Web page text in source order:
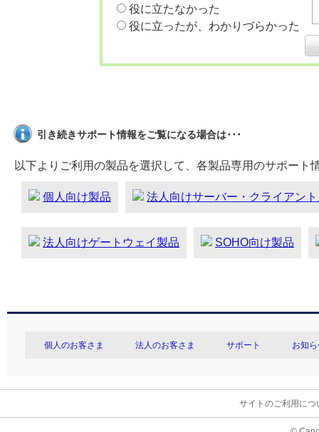
役に立たなかった
役に立ったが、わかりづらかった
引き続きサポート情報をご覧になる場合は･･･
以下よりご利用の製品を選択して、各製品専用のサポート
個人向け製品 法人向けサーバー・クライアン
法人向けゲートウェイ製品 SOHO向け製品
個人のお客さま 法人のお客さま サポート お知
サイトのご利用につ